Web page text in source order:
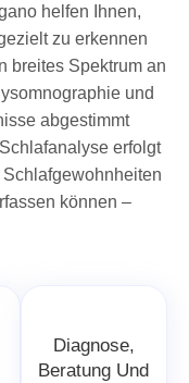
Diagnose,
Beratung Und
helfen Ihnen,
zu erkennen
breites Spektrum an
und
abgestimmt
erfolgt
können –